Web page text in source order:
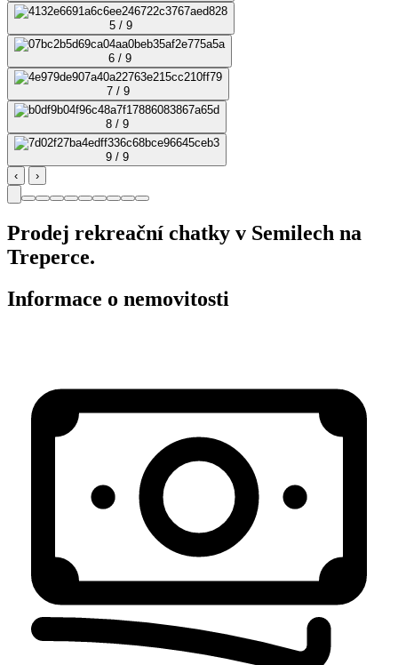
5 / 9
6 / 9
7 / 9
8 / 9
9 / 9
‹
›
Prodej rekreační chatky v Semilech na
Treperce.
Informace o nemovitosti